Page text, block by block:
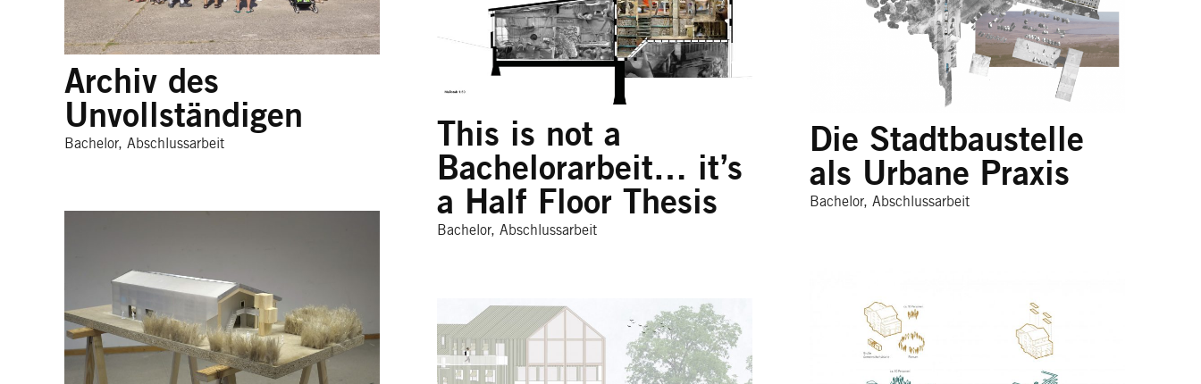
Archiv des
Unvollständigen
Bachelor, Abschlussarbeit
Die Stadtbaustelle
als Urbane Praxis
Bachelor, Abschlussarbeit
This is not a
Bachelorarbeit… it’s
a Half Floor Thesis
Bachelor, Abschlussarbeit